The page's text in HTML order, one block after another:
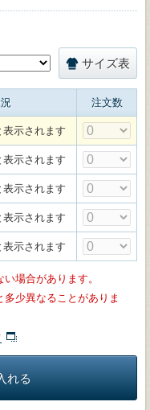
サイズ表
注文数
示されます
示されます
示されます
示されます
示されます
場合があります。
少異なることがありま
れる